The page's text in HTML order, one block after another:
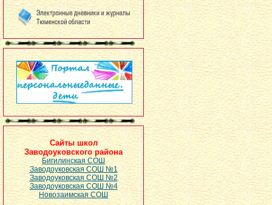
Сайты школ
Заводоуковского района
Бигилинская СОШ
Заводоуковская СОШ №1
Заводоуковская СОШ №2
Заводоуковская СОШ №4
Новозаимская СОШ